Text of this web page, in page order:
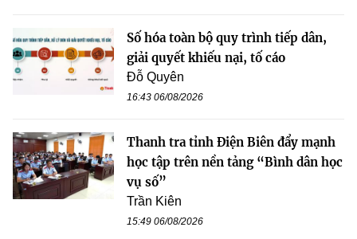
Số hóa toàn bộ quy trình tiếp dân,
giải quyết khiếu nại, tố cáo
Đỗ Quyên
16:43 06/08/2026
Thanh tra tỉnh Điện Biên đẩy mạnh
học tập trên nền tảng “Bình dân học
vụ số”
Trần Kiên
15:49 06/08/2026